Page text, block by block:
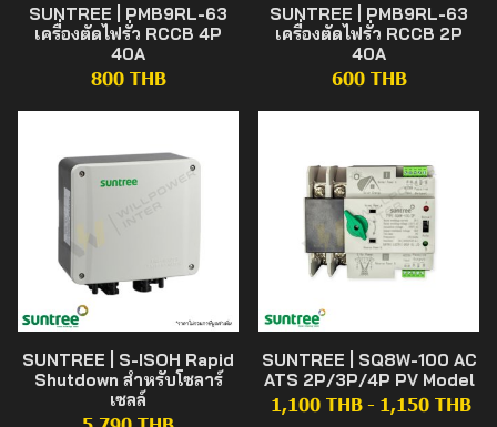
SUNTREE | PMB9RL-63
เครื่องตัดไฟรั่ว RCCB 4P
40A
800 THB
SUNTREE | PMB9RL-63
เครื่องตัดไฟรั่ว RCCB 2P
40A
600 THB
SUNTREE | S-ISOH Rapid
Shutdown สำหรับโซลาร์
เซลล์
SUNTREE | SQ8W-100 AC
ATS 2P/3P/4P PV Model
1,100 THB - 1,150 THB